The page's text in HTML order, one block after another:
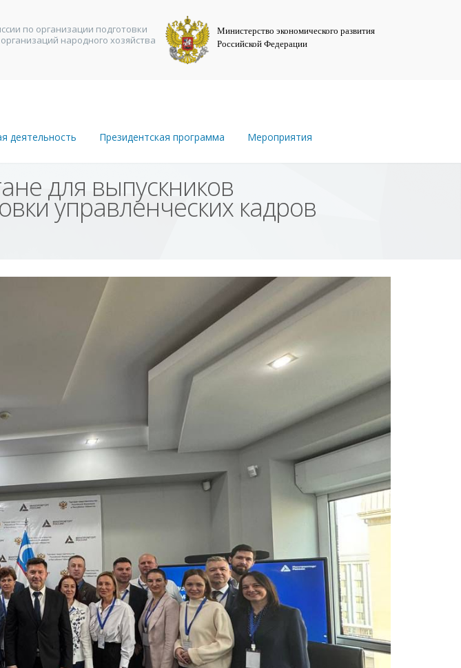
по организации подготовки
народного хозяйства
Министерство экономического развития
Российской Федерации
деятельность Президентская программа Мероприятия
для выпускников
управленческих кадров